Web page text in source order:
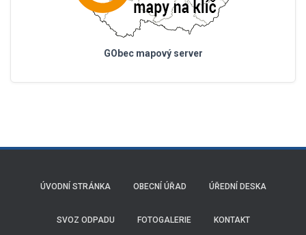
GObec mapový server
ÚVODNÍ STRÁNKA OBECNÍ ÚŘAD ÚŘEDNÍ DESKA
SVOZ ODPADU FOTOGALERIE KONTAKT